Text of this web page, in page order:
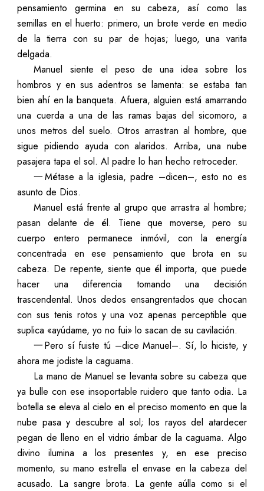
pensamiento germina en su cabeza, así como las
semillas en el huerto: primero, un brote verde en medio
de la tierra con su par de hojas; luego, una varita
delgada.
Manuel siente el peso de una idea sobre los
hombros y en sus adentros se lamenta: se estaba tan
bien ahí en la banqueta. Afuera, alguien está amarrando
una cuerda a una de las ramas bajas del sicomoro, a
unos metros del suelo. Otros arrastran al hombre, que
sigue pidiendo ayuda con alaridos. Arriba, una nube
pasajera tapa el sol. Al padre lo han hecho retroceder.
一Métase a la iglesia, padre –dicen–, esto no es
asunto de Dios.
Manuel está frente al grupo que arrastra al hombre;
pasan delante de él. Tiene que moverse, pero su
cuerpo entero permanece inmóvil, con la energía
concentrada en ese pensamiento que brota en su
cabeza. De repente, siente que él importa, que puede
hacer una diferencia tomando una decisión
trascendental. Unos dedos ensangrentados que chocan
con sus tenis rotos y una voz apenas perceptible que
suplica «ayúdame, yo no fui» lo sacan de su cavilación.
一Pero sí fuiste tú –dice Manuel–. Sí, lo hiciste, y
ahora me jodiste la caguama.
La mano de Manuel se levanta sobre su cabeza que
ya bulle con ese insoportable ruidero que tanto odia. La
botella se eleva al cielo en el preciso momento en que la
nube pasa y descubre al sol; los rayos del atardecer
pegan de lleno en el vidrio ámbar de la caguama. Algo
divino ilumina a los presentes y, en ese preciso
momento, su mano estrella el envase en la cabeza del
acusado. La sangre brota. La gente aúlla como si el